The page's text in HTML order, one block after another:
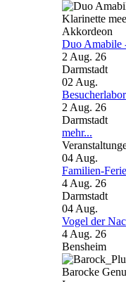
Duo Amabile
2 Aug. 26
Darmstadt
02 Aug.
Besucherlabor
2 Aug. 26
Darmstadt
mehr...
04 Aug.
Familien-
4 Aug. 26
Darmstadt
04 Aug.
Vogel der
4 Aug. 26
Bensheim